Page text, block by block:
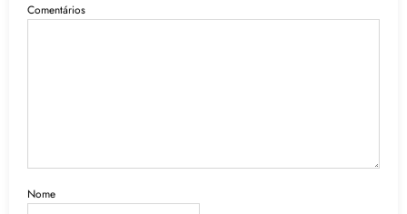
Comentários
Nome